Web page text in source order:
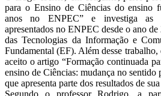
para o Ensino de Ciências do ensino
anos no ENPEC” e investiga as
apresentados no ENPEC desde o ano
das Tecnologias da Informação e
Fundamental (EF). Além desse
aceito o artigo “Formação continuada
ensino de Ciências: mudança no sentido
que apresenta parte dos resultados de